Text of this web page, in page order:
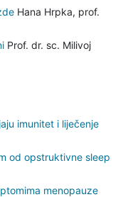
Hana Hrpka, prof.
Prof. dr. sc. Milivoj
imunitet i liječenje
od opstruktivne sleep
menopauze